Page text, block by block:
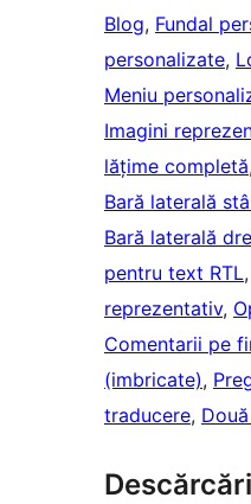
Blog, Fundal
personalizate,
Meniu
Imagini
lățime completă,
Bară laterală
Bară laterală
pentru text RTL,
reprezentativ,
Comentarii pe
(imbricate),
traducere,